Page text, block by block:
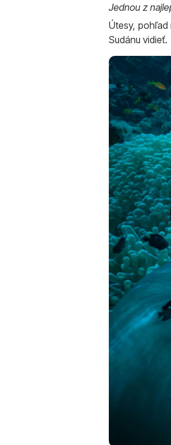
Jednou z
Útesy,
Sudánu vidieť.